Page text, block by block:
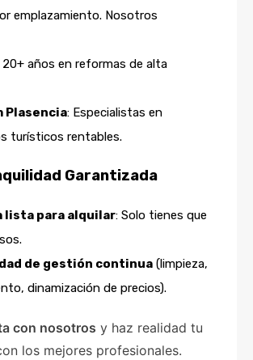
emplazamiento. Nosotros
20+ años en reformas de alta
Plasencia: Especialistas en
turísticos rentables.
Garantizada
lista para alquilar: Solo tienes que
de gestión continua (limpieza,
dinamización de precios).
con nosotros y haz realidad tu
los mejores profesionales.